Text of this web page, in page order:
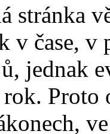
stránka
v čase,
jednak
Proto